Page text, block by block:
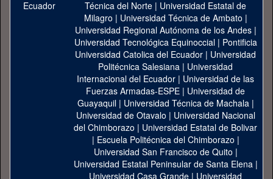
Técnica del Norte | Universidad Estatal de
Milagro | Universidad Técnica de Ambato |
Universidad Regional Autónoma de los Andes|
Universidad Tecnológica Equinoccial| Pontificia
Universidad Catolica del Ecuador | Universidad
Politécnica Salesiana | Universidad
Internacional del Ecuador | Universidad de las
Fuerzas Armadas-ESPE | Universidad de
Guayaquil| Universidad Técnica de Machala|
Universidad de Otavalo | Universidad Nacional
del Chimborazo | Universidad Estatal de Bolivar
| Escuela Politécnica del Chimborazo |
Universidad San Francisco de Quito |
Universidad Estatal Peninsular de Santa Elena|
Universidad Casa Grande | Universidad